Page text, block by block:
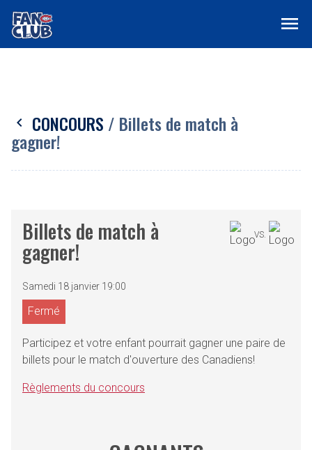
menu
chevron_left CONCOURS / Billets de match à
gagner!
Billets de match à
gagner!
Samedi 18 janvier 19:00
VS.
Fermé
Participez et votre enfant pourrait gagner une paire de
billets pour le match d'ouverture des Canadiens!
Règlements du concours